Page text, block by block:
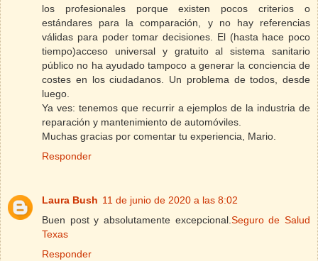
los profesionales porque existen pocos criterios o
estándares para la comparación, y no hay referencias
válidas para poder tomar decisiones. El (hasta hace poco
tiempo)acceso universal y gratuito al sistema sanitario
público no ha ayudado tampoco a generar la conciencia de
costes en los ciudadanos. Un problema de todos, desde
luego.
Ya ves: tenemos que recurrir a ejemplos de la industria de
reparación y mantenimiento de automóviles.
Muchas gracias por comentar tu experiencia, Mario.
Responder
Laura Bush 11 de junio de 2020 a las 8:02
Buen post y absolutamente excepcional.Seguro de Salud
Texas
Responder